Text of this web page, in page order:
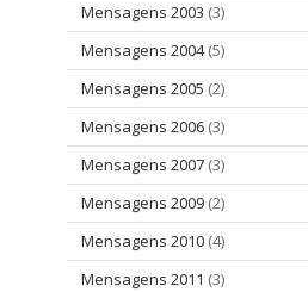
Mensagens 2003 (3)
Mensagens 2004(5)
Mensagens 2005 (2)
Mensagens 2006 (3)
Mensagens 2007 (3)
Mensagens 2009 (2)
Mensagens 2010 (4)
Mensagens 2011 (3)